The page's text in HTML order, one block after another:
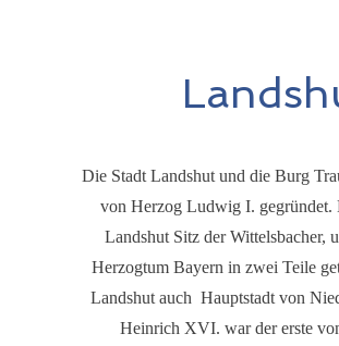
Die Stadt Landshut und die Burg
von Herzog Ludwig I. gegründet.
Landshut Sitz der Wittelsbacher,
Herzogtum Bayern in zwei Teile
Landshut auch Hauptstadt von
Heinrich XVI. war der erste